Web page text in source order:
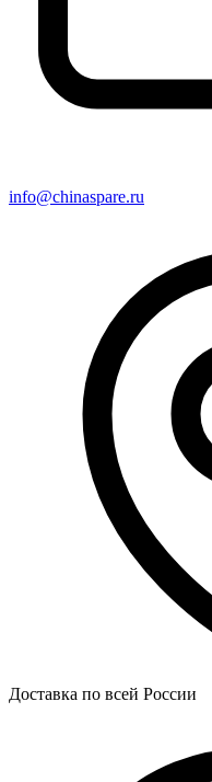
info@chinaspare.ru
Доставка по всей России